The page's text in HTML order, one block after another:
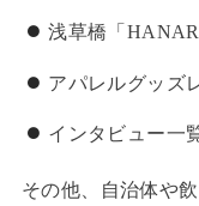
浅草橋「
アパレルグッズ
インタビュー一
その他、自治体や